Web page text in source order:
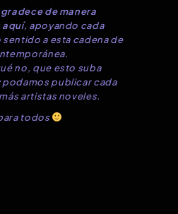
de manera
aquí, apoyando cada
a esta cadena de
no, que esto suba
podamos publicar cada
artistas noveles.
todos